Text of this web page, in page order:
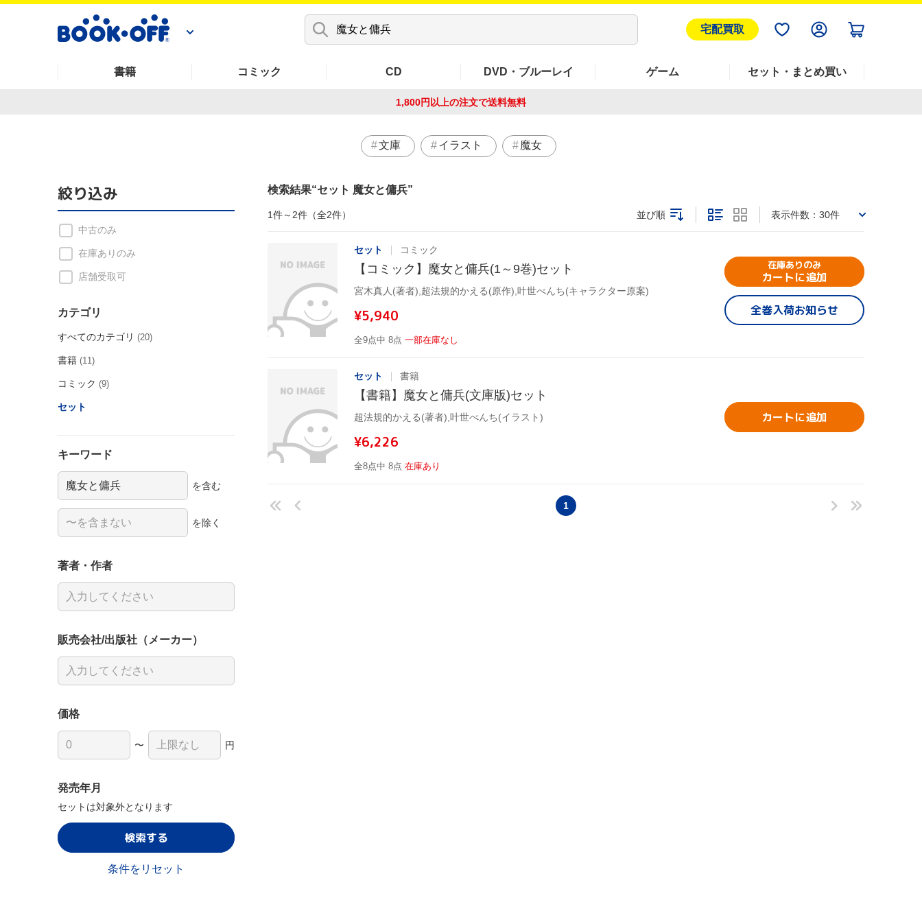
宅配買取
書籍 コミック CD DVD・ブルーレイ ゲーム セット・まとめ買い
1,800円以上の注文で送料無料
文庫 イラスト 魔女
検索結果 セット 魔女と傭兵
1件～2件（全2件） 並び順 表示件数： 30件
セット コミック
【コミック】魔女と傭兵(1～9巻)セット
宮木真人(著者),超法規的かえる(原作),叶世べんち(キャラクター原案)
¥5,940
全9点中 8点 一部在庫なし
在庫ありのみ
カートに追加
全巻入荷お知らせ
セット 書籍
【書籍】魔女と傭兵(文庫版)セット
超法規的かえる(著者),叶世べんち(イラスト)
¥6,226
全8点中 8点 在庫あり
カートに追加
1
絞り込み
中古のみ
在庫ありのみ
店舗受取可
カテゴリ
すべてのカテゴリ (20)
書籍 (11)
コミック (9)
セット
キーワード
を含む
を除く
著者・作者
販売会社/出版社（メーカー）
価格
〜 円
発売年月
セットは対象外となります
検索する
条件をリセット